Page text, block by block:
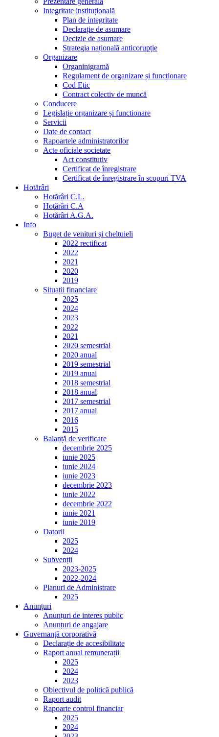
Integritate instituțională
Plan de integritate
Declarație de asumare
Decizie de asumare
Strategia națională anticorupție
Organizare
Organinigramă
Regulament de organizare și funcționare
Cod Etic
Contract colectiv de muncă
Conducere
Legislație organizare și functionare
Servicii
Date de contact
Rapoartele administratorilor
Acte oficiale societate
Act constitutiv
Certificat de înregistrare
Certificat de înregistrare în scopuri TVA
Hotărâri
Hotărâri C.L.
Hotărâri C.A
Hotărâri A.G.A.
Info
Buget de venituri și cheltuieli
2022 rectificat
2022
2021
2020
2019
Situații financiare
2025
2024
2023
2022
2021
2020 semestrial
2020 anual
2019 semestrial
2019 anual
2018 semestrial
2018 anual
2017 semestrial
2017 anual
2016
2015
Balanță de verificare
decembrie 2025
iunie 2025
iunie 2024
iunie 2023
decembrie 2023
iunie 2022
decembrie 2022
iunie 2021
iunie 2019
Datorii
2025
2024
Subvenții
2023-2025
2022-2024
Planuri de Administrare
2025
Anunțuri
Anunțuri de interes public
Anunțuri de angajare
Guvernanță corporativă
Declarație de accesibilitate
Raport anual remunerații
2025
2024
2023
Obiectivul de politică publică
Raport audit
Rapoarte control financiar
2025
2024